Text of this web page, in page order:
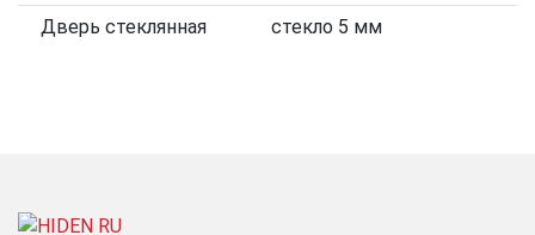
Дверь стеклянная стекло 5 мм